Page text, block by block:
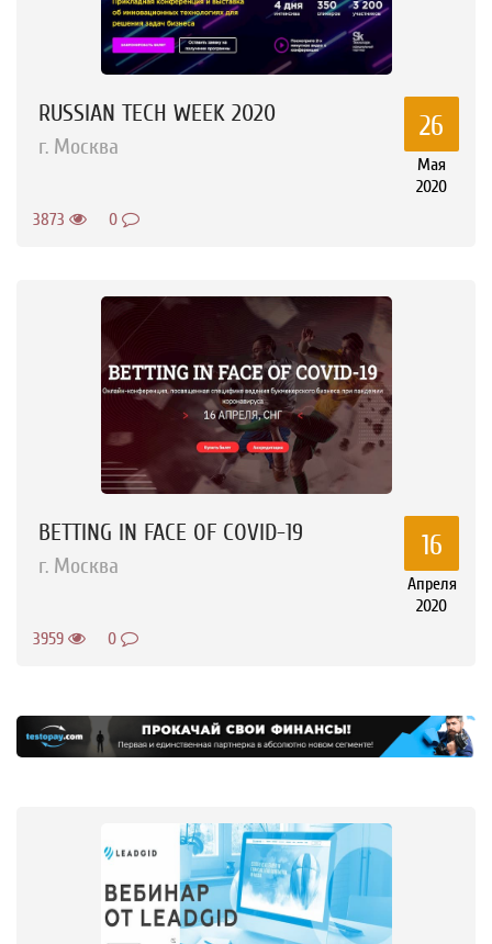
RUSSIAN TECH WEEK 2020
г. Москва
26
Мая
2020
3873
0
BETTING IN FACE OF COVID-19
г. Москва
16
Апреля
2020
3959
0